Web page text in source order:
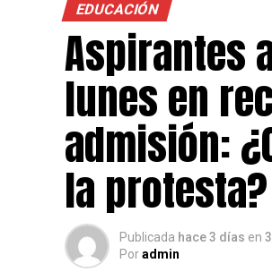
EDUCACIÓN
Aspirantes
lunes en
admisión:
la protesta?
Publicada hace 3 días en
Poradmin